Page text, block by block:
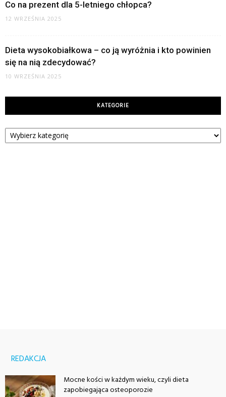
Co na prezent dla 5-letniego chłopca?
12 WRZEŚNIA 2025
Dieta wysokobiałkowa – co ją wyróżnia i kto powinien
się na nią zdecydować?
10 WRZEŚNIA 2025
KATEGORIE
Kategorie
REDAKCJA
Mocne kości w każdym wieku, czyli dieta
zapobiegająca osteoporozie